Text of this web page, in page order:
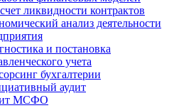
ликвидности контрактов
анализ деятельности
и постановка
учета
бухгалтерии
аудит
МСФО